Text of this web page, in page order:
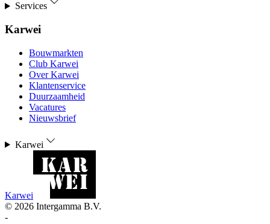
Services
Karwei
Bouwmarkten
Club Karwei
Over Karwei
Klantenservice
Duurzaamheid
Vacatures
Nieuwsbrief
Karwei
Karwei
© 2026 Intergamma B.V.
-